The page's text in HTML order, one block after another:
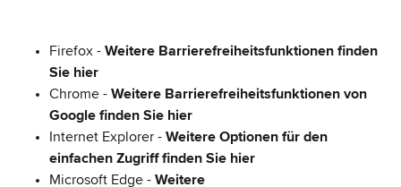
Firefox - Weitere Barrierefreiheitsfunktionen finden
Sie hier
Chrome - Weitere Barrierefreiheitsfunktionen von
Google finden Sie hier
Internet Explorer - Weitere Optionen für den
einfachen Zugriff finden Sie hier
Microsoft Edge - Weitere